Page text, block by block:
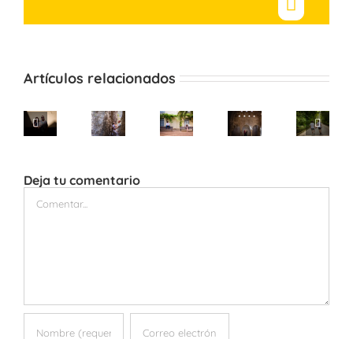
Correo
Artículos relacionados
Preboda
el
Albaicín
Cristina&Nacho
Granada:
Cristina
la
preboda
Preboda
Albaicín:
Granada
–
Deja tu comentario
Comentar